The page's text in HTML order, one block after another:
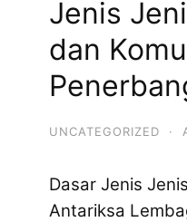
Jenis
dan
UNCATEGORIZED ·
Dasar Jenis
Antariksa